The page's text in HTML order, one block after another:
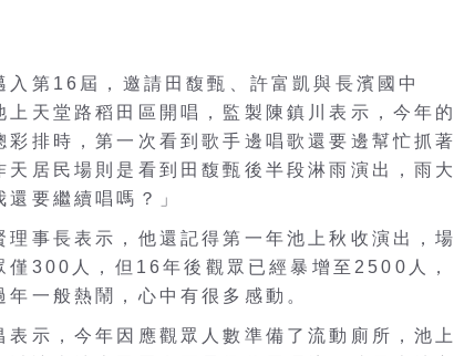
入第16屆，邀請田馥甄、許富凱與長濱國中
上天堂路稻田區開唱，監製陳鎮川表示，今年的
排時，第一次看到歌手邊唱歌還要邊幫忙抓著
居民場則是看到田馥甄後半段淋雨演出，雨大
要繼續唱嗎？」
事長表示，他還記得第一年池上秋收演出，場
僅300人，但16年後觀眾已經暴增至2500人，
一般熱鬧，心中有很多感動。
示，今年因應觀眾人數準備了流動廁所，池上